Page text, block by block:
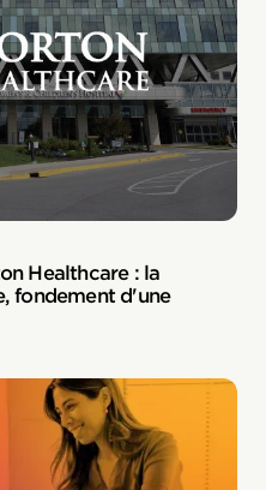
Healthcare : la
fondement d'une